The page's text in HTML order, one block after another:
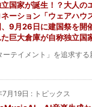
国家が誕生！？大人の
ネーション「ウェアハウ
、9月26日に建国祭を開
巨大倉庫が自称独立国
ーテイメント」を追求す
月19日 : トピックス